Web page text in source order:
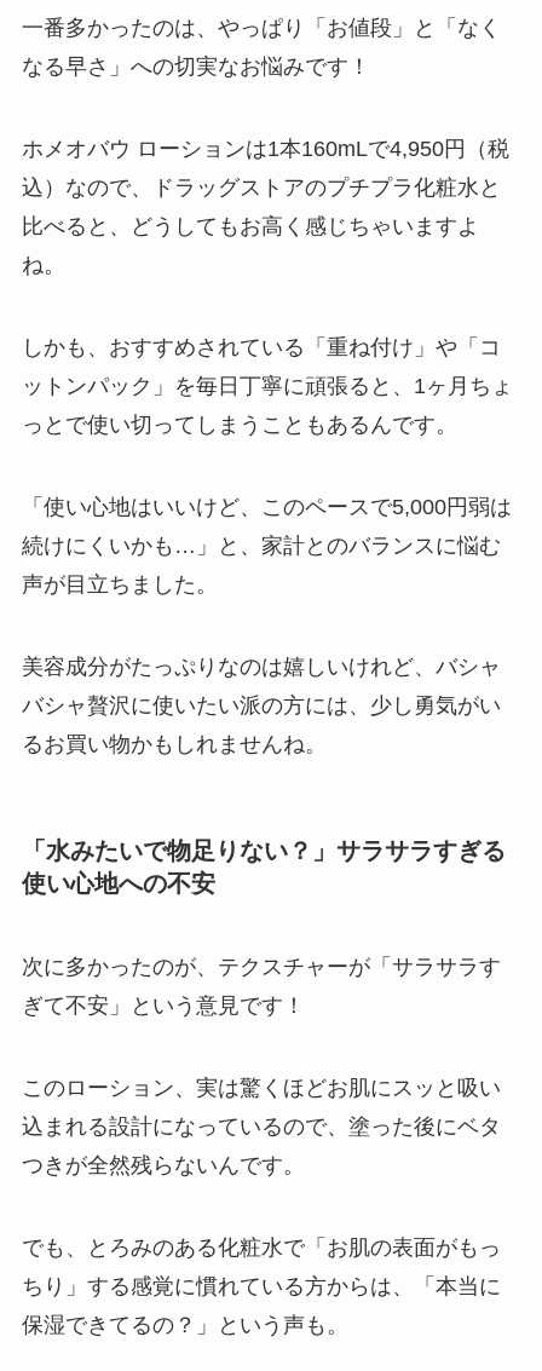
一番多かったのは、やっぱり「お値段」と「なく
なる早さ」への切実なお悩みです！
ホメオバウ ローションは1本160mLで4,950円（税
込）なので、ドラッグストアのプチプラ化粧水と
比べると、どうしてもお高く感じちゃいますよ
ね。
しかも、おすすめされている「重ね付け」や「コ
ットンパック」を毎日丁寧に頑張ると、1ヶ月ちょ
っとで使い切ってしまうこともあるんです。
「使い心地はいいけど、このペースで5,000円弱は
続けにくいかも…」と、家計とのバランスに悩む
声が目立ちました。
美容成分がたっぷりなのは嬉しいけれど、バシャ
バシャ贅沢に使いたい派の方には、少し勇気がい
るお買い物かもしれませんね。
「水みたいで物足りない？」サラサラすぎる
使い心地への不安
次に多かったのが、テクスチャーが「サラサラす
ぎて不安」という意見です！
このローション、実は驚くほどお肌にスッと吸い
込まれる設計になっているので、塗った後にベタ
つきが全然残らないんです。
でも、とろみのある化粧水で「お肌の表面がもっ
ちり」する感覚に慣れている方からは、「本当に
保湿できてるの？」という声も。